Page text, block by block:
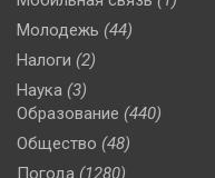
Молодежь (44)
Налоги (2)
Наука (3)
Образование (440)
Общество (48)
Погода (1280)